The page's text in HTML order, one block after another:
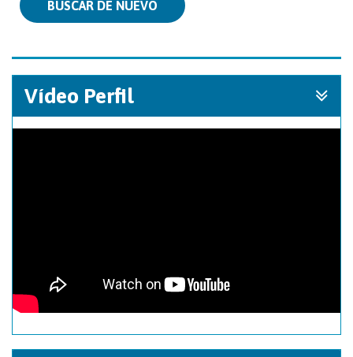
BUSCAR DE NUEVO
Vídeo Perfil